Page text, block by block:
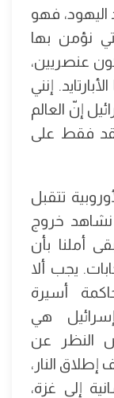
فهو
نؤمن بها
عنصريين،
إنني
إنّ العالم
فقط على
تتقبل
نشاهد خروج
أملنا بأن
يجب ألا
أسيرة
هي
النظر عن
النار،
إلى غزة،